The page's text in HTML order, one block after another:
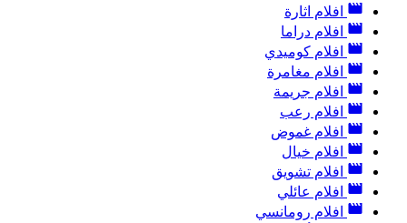
افلام اثارة
افلام دراما
افلام كوميدي
افلام مغامرة
افلام جريمة
افلام رعب
افلام غموض
افلام خيال
افلام تشويق
افلام عائلي
افلام رومانسي